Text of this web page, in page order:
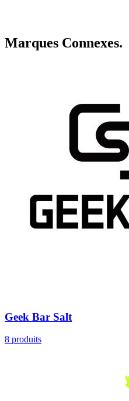
Marques Connexes.
Geek Bar Salt
8 produits